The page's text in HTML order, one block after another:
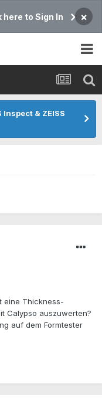
here to Sign In ×
Inspect & ZEISS
eine Thickness-
Calypso auszuwerten?
auf dem Formtester